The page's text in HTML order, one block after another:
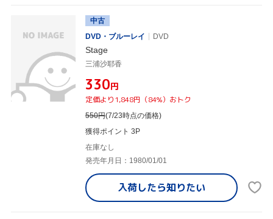
中古
DVD・ブルーレイ
DVD
Stage
三浦沙耶香
¥330円
定価より1,848円（84%）おトク
550円(7/23時点の価格)
獲得ポイント 3P
在庫なし
発売年月日：1980/01/01
入荷したら知りたい